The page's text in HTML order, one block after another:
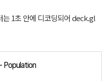
는 1초 안에 디코딩되어 deck.gl
Population